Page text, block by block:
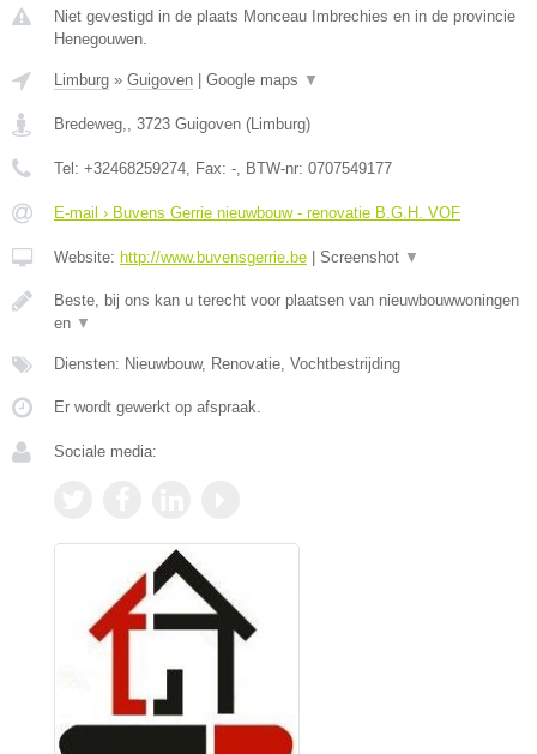
Niet gevestigd in de plaats Monceau Imbrechies en in de provincie
Henegouwen.
Limburg » Guigoven Google maps ▼
Bredeweg, 3723 Guigoven ( Limburg)
Tel: +32468259274 , Fax: - , BTW-nr: 0707549177
E-mail › Buvens Gerrie nieuwbouw - renovatie B.G.H. VOF
Website: http://www.buvensgerrie.be Screenshot ▼
Beste, bij ons kan u terecht voor plaatsen van nieuwbouwwoningen
en ▼
Diensten: Nieuwbouw, Renovatie, Vochtbestrijding
Er wordt gewerkt op afspraak.
Sociale media: